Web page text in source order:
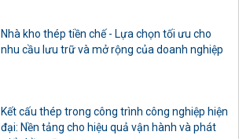
Nhà kho thép tiền chế - Lựa chọn tối ưu cho
nhu cầu lưu trữ và mở rộng của doanh nghiệp
Kết cấu thép trong công trình công nghiệp hiện
đại: Nền tảng cho hiệu quả vận hành và phát